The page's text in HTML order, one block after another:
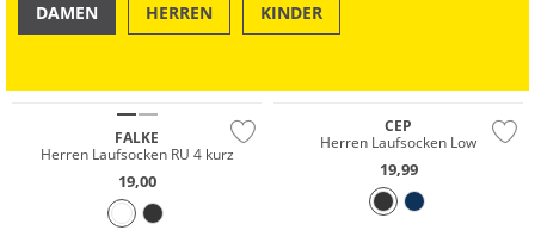
DAMEN HERREN KINDER
FALKE
Herren Laufsocken RU 4 kurz
19,00
CEP
Herren Laufsocken Low
19,99